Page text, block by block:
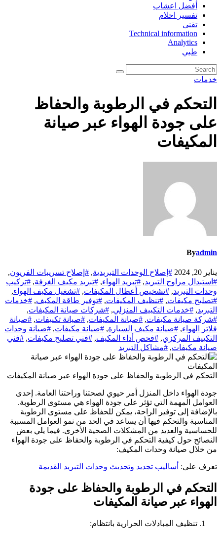
أفضل اعشاب
تفسير احلام
تقنى
Technical information
Analytics
طبي
خدمات
التحكم في الرطوبة والحفاظ
على جودة الهواء عبر صيانة
المكيفات
Byadmin
يناير 20, 2024 #إصلاح الوحدات التبريدية, #إصلاح تسريبات الفريون,
#استبدال مراوح التبريد, #تبريد الهواء, #تبريد مكيف الغرفة, #تركيب
وحدات التبريد, #تشخيص أعطال المكيفات, #تشغيل مكيف الهواء,
#تصليح مكيفات, #تنظيف المكيفات, #توفير طاقة المكيف, #خدمات
التبريد, #خدمات التكييف المنزلي, #شركات صيانة المكيفات,
#شركة صيانة مكيفات, #صيانة المكيفات, #صيانة تكييفات, #صيانة
فلاتر الهواء, #صيانة مكيف السيارة, #صيانة مكيفات, #صيانة وحدات
التكييف المركزي, #فحص أداء المكيف, #فني تصليح مكيفات, #فني
صيانة مكيفات, #مشاكل التبريد
التحكم في الرطوبة والحفاظ على جودة الهواء عبر صيانة المكيفات
جودة الهواء داخل المنزل أمر حيوي لصحتنا وراحتنا العامة. إحدى
العوامل المهمة التي تؤثر على جودة الهواء هي مستوى الرطوبة.
بالإضافة إلى توفير الراحة، يمكن للحفاظ على مستوى الرطوبة
المناسبة والتحكم فيها أن يساعد في الحد من نمو العوامل المسببة
للحساسية والعديد من المشكلات الصحية الأخرى. فيما يلي بعض
النصائح حول كيفية التحكم في الرطوبة والحفاظ على جودة الهواء
من خلال صيانة وحدات المكيف:
تعرف على: أساليب تجديد وتحديث وحدات التبريد القديمة
التحكم في الرطوبة والحفاظ على جودة
الهواء عبر صيانة المكيفات
تنظيف المبادلات الحرارية بانتظام: